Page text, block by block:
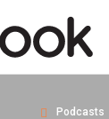
Podcasts